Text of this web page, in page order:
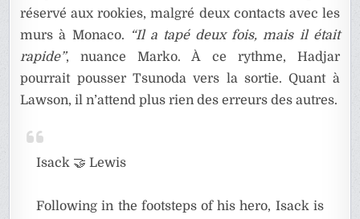
réservé aux rookies, malgré deux contacts avec les
murs à Monaco.
“Il a tapé deux fois, mais il était
rapide”, nuance Marko. À ce rythme, Hadjar
pourrait pousser Tsunoda vers la sortie. Quant à
Lawson, il n’attend plus rien des erreurs des autres.
Isack 🤝 Lewis
Following in the footsteps of his hero, Isack is